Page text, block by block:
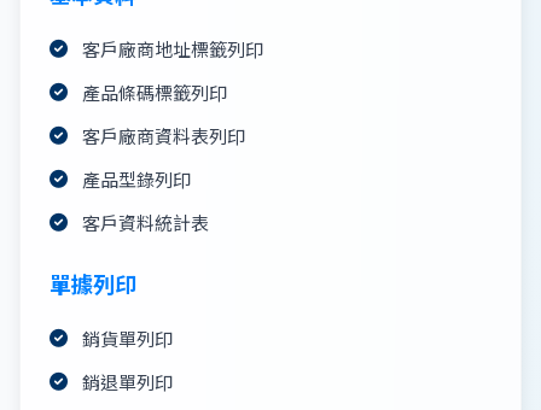
客戶廠商地址標籤列印
產品條碼標籤列印
客戶廠商資料表列印
產品型錄列印
客戶資料統計表
單據列印
銷貨單列印
銷退單列印